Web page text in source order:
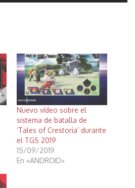
Nuevo vídeo sobre el
sistema de batalla de
‘Tales of Crestoria’ durante
el TGS 2019
15/09/2019
En «ANDROID»